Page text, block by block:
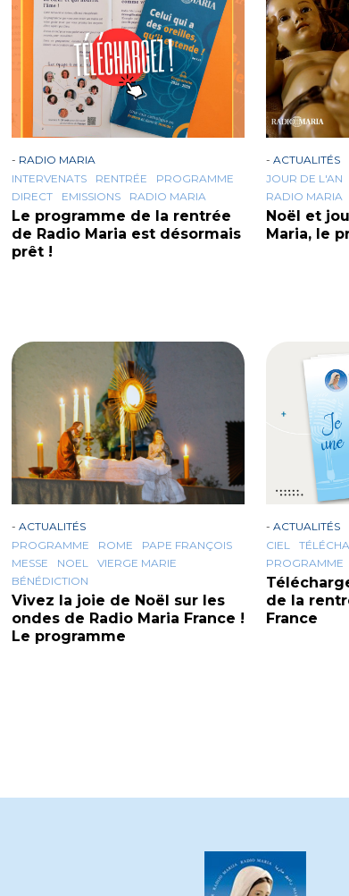
- RADIO MARIA
INTERVENATS
RENTRÉE
PROGRAMME
DIRECT
EMISSIONS RADIO MARIA
Le programme de la rentrée
de Radio Maria est désormais
prêt !
- ACTUALITÉS
JOUR DE L'AN
RADIO MARIA
Noël et
Maria, le
- ACTUALITÉS
PROGRAMME
ROME
PAPE FRANÇOIS
MESSE
NOEL
VIERGE MARIE
BÉNÉDICTION
Vivez la joie de Noël sur les
ondes de Radio Maria France !
Le programme
- ACTUALITÉS
CIEL
PROGRAMME
de la
France